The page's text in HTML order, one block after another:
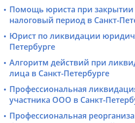
Помощь юриста при
налоговый период в Санкт-
Юрист по ликвидации
Петербурге
Алгоритм действий при
лица в Санкт-Петербурге
Профессиональная
участника ООО в Санкт-
Профессиональная